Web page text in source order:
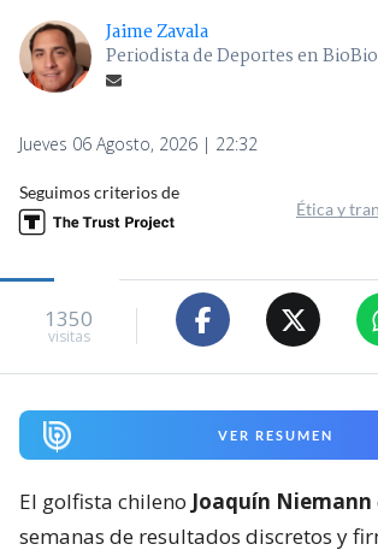
Jaime Zavala
Periodista de Deportes en
Jueves 06 Agosto, 2026 | 22:32
Seguimos criterios de
Ética y
1350
visitas
VER RESUMEN
El golfista chileno Joaquín Niemann
semanas de resultados discretos y